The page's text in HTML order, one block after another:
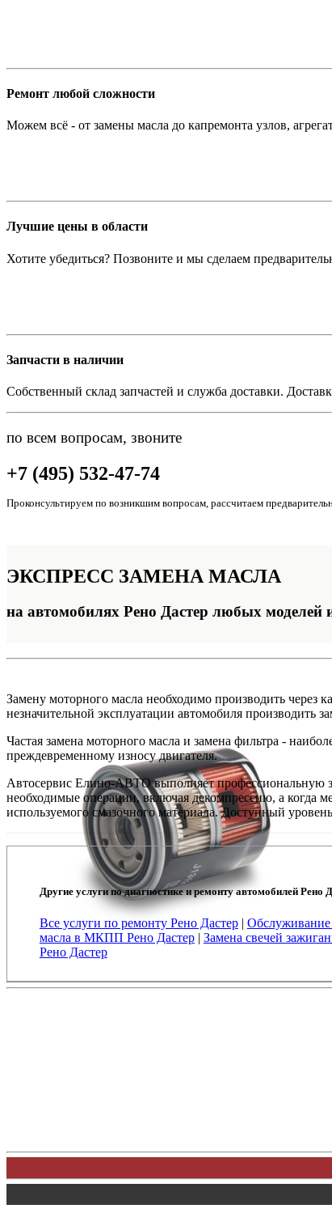
Ремонт любой сложности
Можем всё - от замены масла до капремонта узлов,
Лучшие цены в области
Хотите убедиться? Позвоните и мы сделаем
Запчасти в наличии
Собственный склад запчастей и служба доставки.
по всем вопросам, звоните
+7 (495) 532-47-74
Проконсультируем по возникшим вопросам, рассчитаем
ЭКСПРЕСС ЗАМЕНА МАСЛА
на автомобилях Рено Дастер любых моделей
Замену моторного масла необходимо производить через
незначительной эксплуатации автомобиля производить
Частая замена моторного масла и замена фильтра -
преждевременному износу двигателя.
Автосервис Елино-АВТО выполняет профессиональную
необходимые операции, включая декомпрессию, а когда
используемого смазочного материала. Доступный
Другие услуги по диагностике и ремонту автомобилей Рено
Все услуги по ремонту Рено Дастер| Обслуживание
масла в МКПП Рено Дастер| Замена свечей
Рено Дастер